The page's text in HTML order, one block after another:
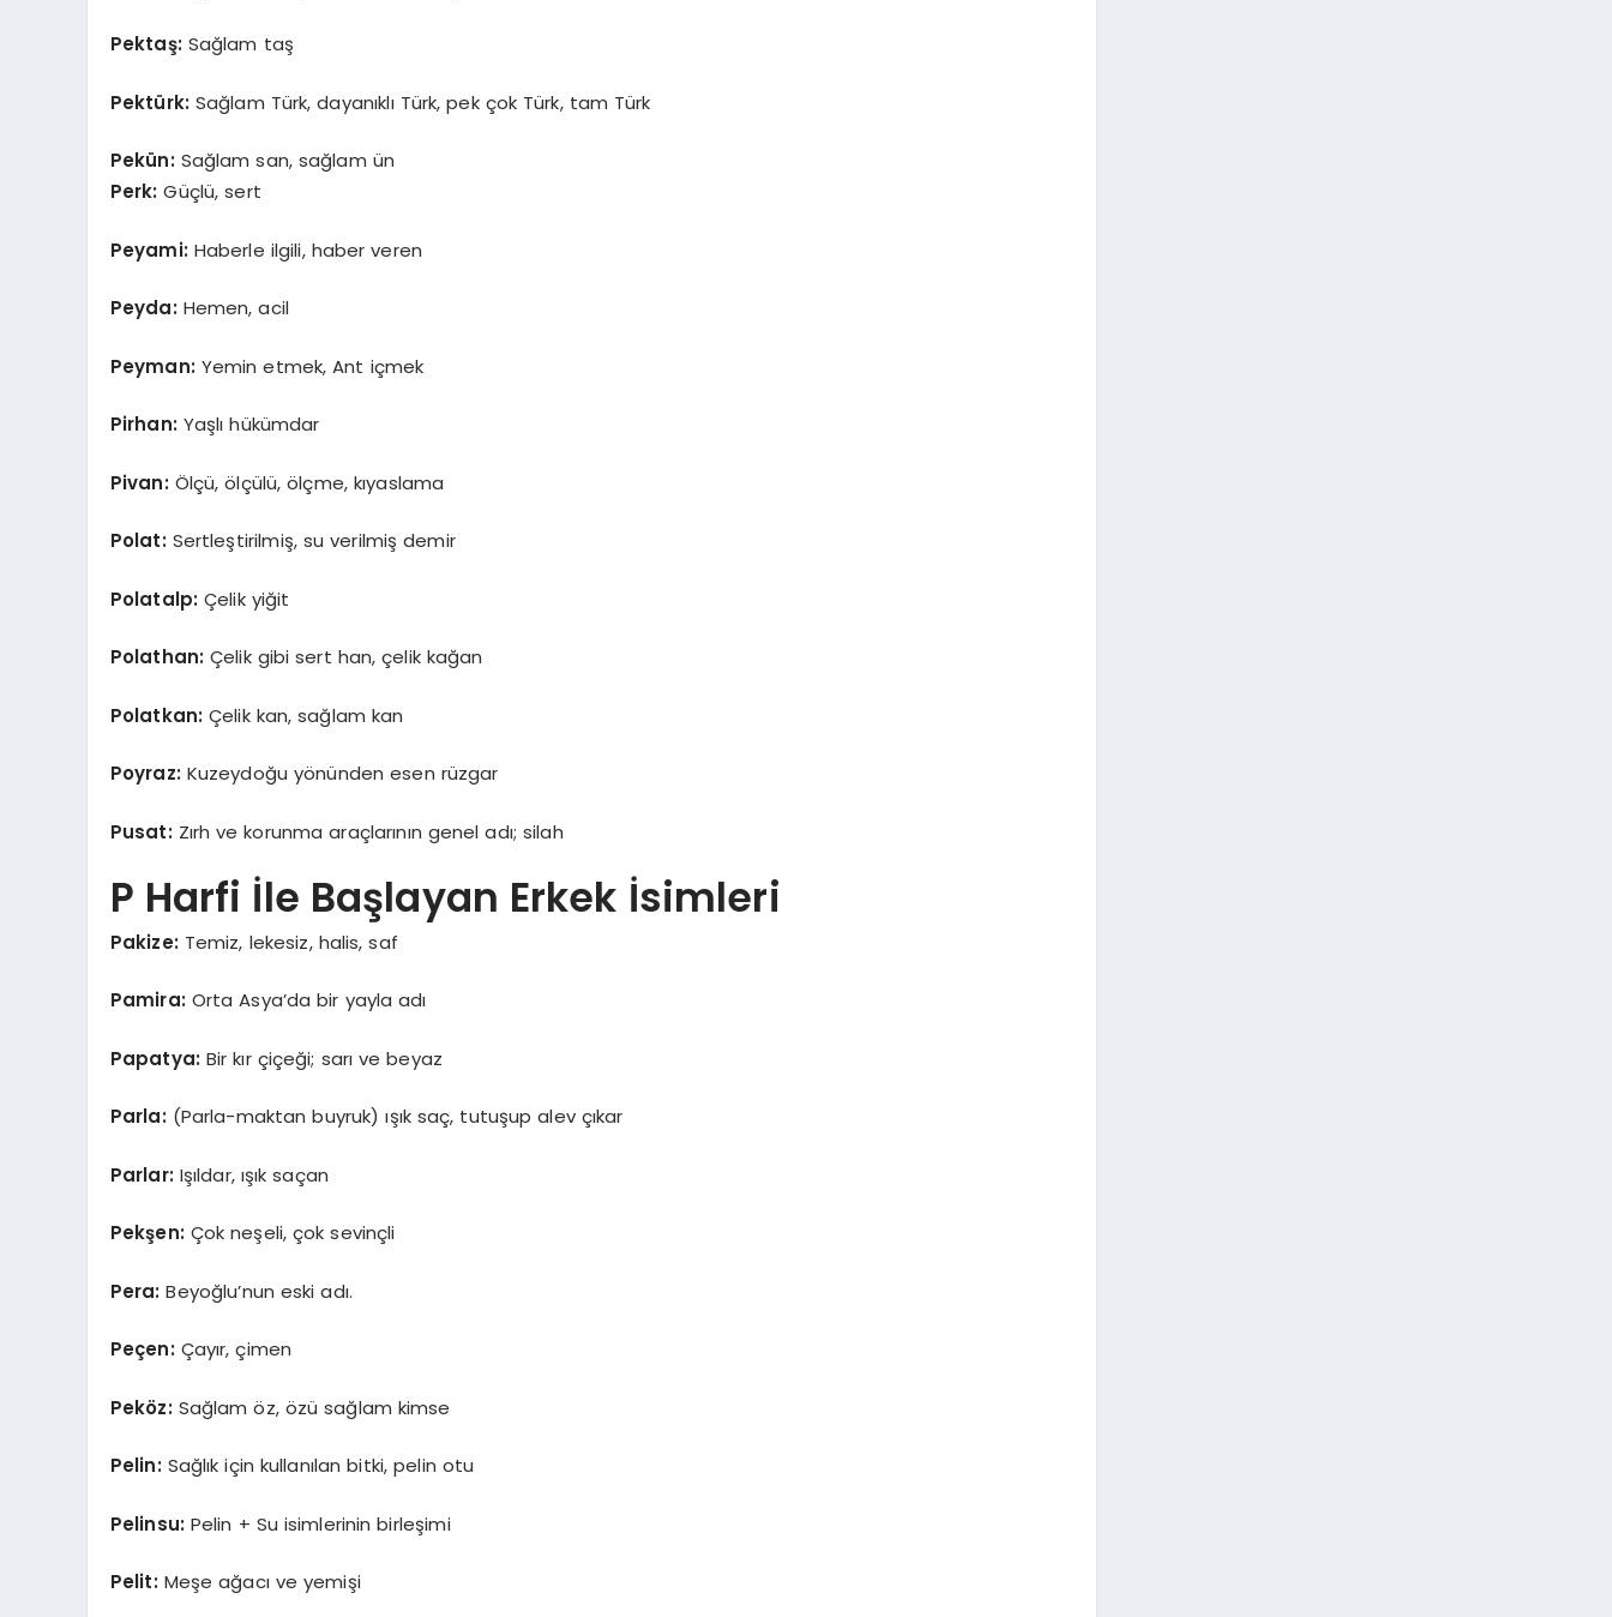
Pektaş: Sağlam taş
Pektürk: Sağlam Türk, dayanıklı Türk, pek çok Türk, tam Türk
Pekün: Sağlam san, sağlam ün
Perk:Güçlü, sert
Peyami: Haberle ilgili, haber veren
Peyda: Hemen, acil
Peyman: Yemin etmek, Ant içmek
Pirhan: Yaşlı hükümdar
Pivan: Ölçü, ölçülü, ölçme, kıyaslama
Polat: Sertleştirilmiş, su verilmiş demir
Polatalp: Çelik yiğit
Polathan: Çelik gibi sert han, çelik kağan
Polatkan: Çelik kan, sağlam kan
Poyraz: Kuzeydoğu yönünden esen rüzgar
Pusat: Zırh ve korunma araçlarının genel adı; silah
P Harfi İle Başlayan Erkek İsimleri
Pakize: Temiz, lekesiz, halis, saf
Pamira: Orta Asya’da bir yayla adı
Papatya: Bir kır çiçeği; sarı ve beyaz
Parla: (Parla-maktan buyruk) ışık saç, tutuşup alev çıkar
Parlar: Işıldar, ışık saçan
Pekşen: Çok neşeli, çok sevinçli
Pera:Beyoğlu’nun eski adı.
Peçen: Çayır, çimen
Peköz: Sağlam öz, özü sağlam kimse
Pelin: Sağlık için kullanılan bitki, pelin otu
Pelinsu: Pelin + Su isimlerinin birleşimi
Pelit: Meşe ağacı ve yemişi